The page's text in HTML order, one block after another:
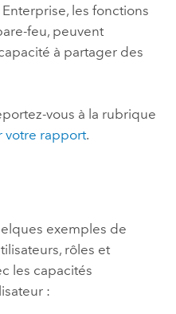
Enterprise, les fonctions
feu, peuvent
à partager des
vous à la rubrique
votre rapport.
exemples de
rôles et
les capacités
: